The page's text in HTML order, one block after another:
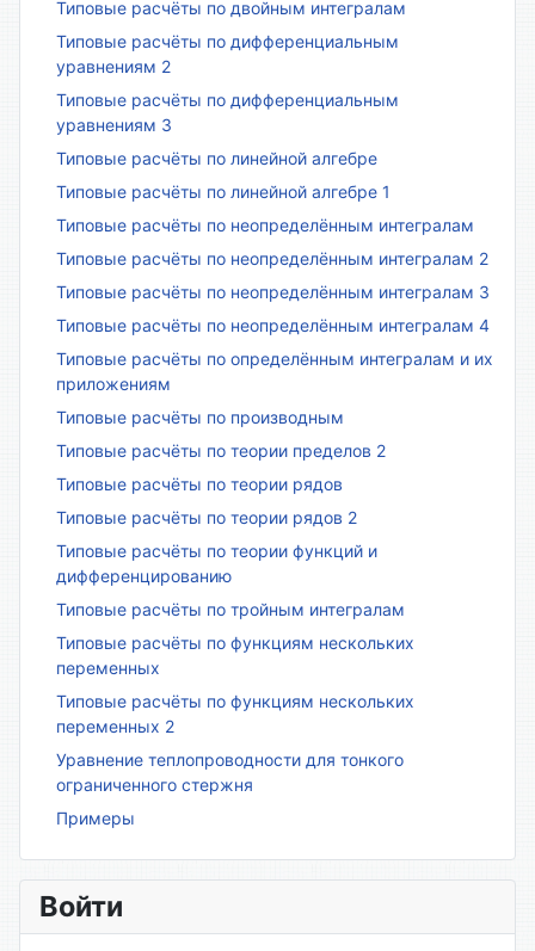
Типовые расчёты по двойным интегралам
Типовые расчёты по дифференциальным
уравнениям 2
Типовые расчёты по дифференциальным
уравнениям 3
Типовые расчёты по линейной алгебре
Типовые расчёты по линейной алгебре 1
Типовые расчёты по неопределённым интегралам
Типовые расчёты по неопределённым интегралам 2
Типовые расчёты по неопределённым интегралам 3
Типовые расчёты по неопределённым интегралам 4
Типовые расчёты по определённым интегралам и их
приложениям
Типовые расчёты по производным
Типовые расчёты по теории пределов 2
Типовые расчёты по теории рядов
Типовые расчёты по теории рядов 2
Типовые расчёты по теории функций и
дифференцированию
Типовые расчёты по тройным интегралам
Типовые расчёты по функциям нескольких
переменных
Типовые расчёты по функциям нескольких
переменных 2
Уравнение теплопроводности для тонкого
ограниченного стержня
Примеры
Войти